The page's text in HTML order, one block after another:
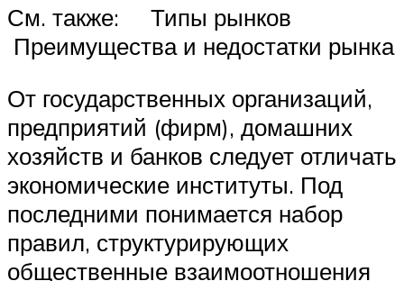
См. также: Типы рынков
Преимущества и недостатки рынка
От государственных организаций,
предприятий (фирм), домашних
хозяйств и банков следует отличать
экономические институты. Под
последними понимается набор
правил, структурирующих
общественные взаимоотношения